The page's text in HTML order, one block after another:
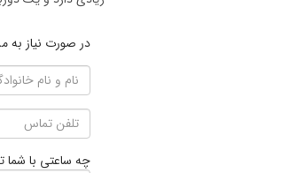
در صورت نیاز به
چه ساعتی با شما